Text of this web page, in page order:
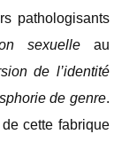
pathologisants
sexuelleau
de l’identité
de genre.
cette fabrique